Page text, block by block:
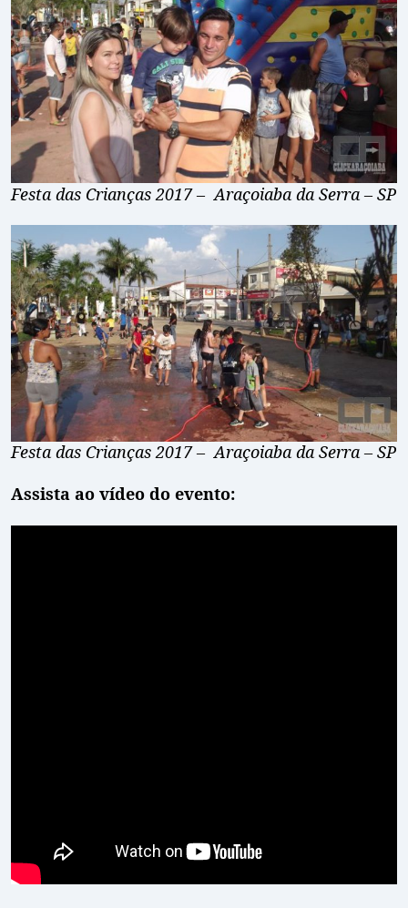
Festa das Crianças 2017 – Araçoiaba da Serra – SP
Festa das Crianças 2017 – Araçoiaba da Serra – SP
Assista ao vídeo do evento: